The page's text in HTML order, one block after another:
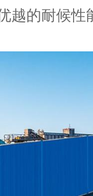
的耐候性